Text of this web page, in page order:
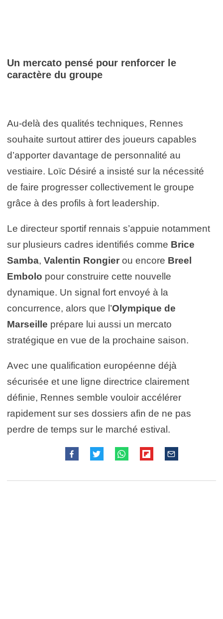
Un mercato pensé pour renforcer le
caractère du groupe
Au-delà des qualités techniques, Rennes
souhaite surtout attirer des joueurs capables
d’apporter davantage de personnalité au
vestiaire. Loïc Désiré a insisté sur la nécessité
de faire progresser collectivement le groupe
grâce à des profils à fort leadership.
Le directeur sportif rennais s’appuie notamment
sur plusieurs cadres identifiés comme Brice
Samba, Valentin Rongier ou encore Breel
Embolo pour construire cette nouvelle
dynamique. Un signal fort envoyé à la
concurrence, alors que l’Olympique de
Marseille prépare lui aussi un mercato
stratégique en vue de la prochaine saison.
Avec une qualification européenne déjà
sécurisée et une ligne directrice clairement
définie, Rennes semble vouloir accélérer
rapidement sur ses dossiers afin de ne pas
perdre de temps sur le marché estival.